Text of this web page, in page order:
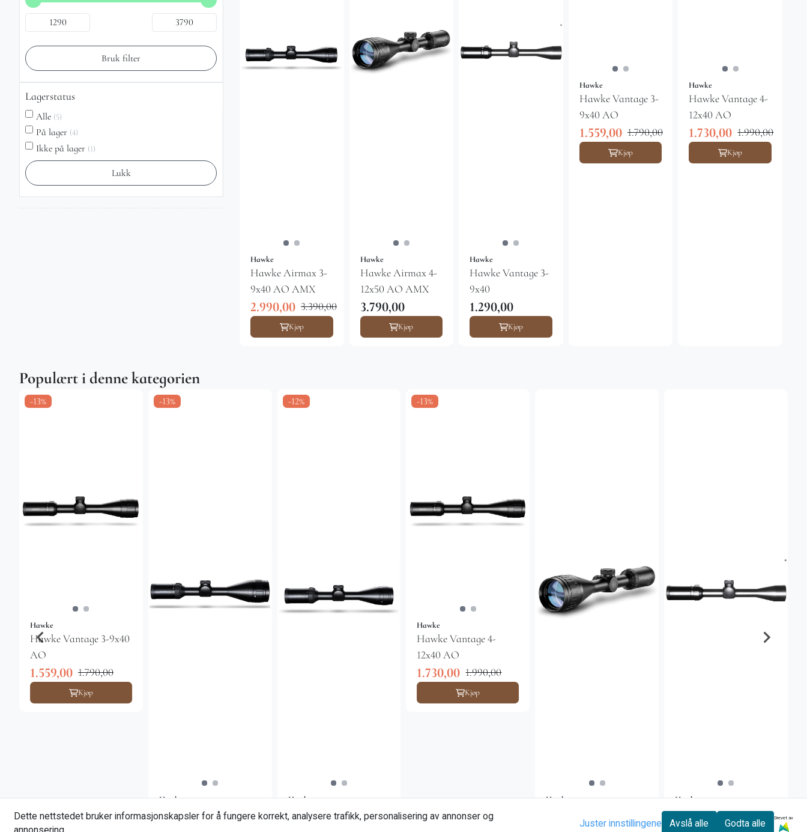
Bruk filter
Lagerstatus
Alle (5)
På lager (4)
Ikke på lager (1)
Lukk
Hawke
Hawke Airmax 3-
9x40 AO AMX
2.990,00 3.390,00
Kjøp
Hawke
Hawke Airmax 4-
12x50 AO AMX
3.790,00
Kjøp
Hawke
Hawke Vantage 3-
9x40
1.290,00
Kjøp
Hawke
Hawke Vantage 3-
9x40 AO
1.559,00 1.790,00
Kjøp
Hawke
Hawke Vantage 4-
12x40 AO
1.730,00 1.990,00
Kjøp
Populært i denne kategorien
-13%
Hawke
Hawke Vantage 3-9x40
AO
1.559,00 1.790,00
Kjøp
-13%
Hawke
Hawke Airmax 4-12x40
-12%
Hawke
Hawke Airmax 3-9x40
-13%
Hawke
Hawke Vantage 4-
12x40 AO
1.730,00 1.990,00
Kjøp
Hawke
AO AMX
Hawke
Hawke Vantage 3-9x40
Dette nettstedet bruker informasjonskapsler for å fungere korrekt, analysere trafikk, personalisering av annonser og
Juster innstillingene Avslå alle Godta alle Drevet av